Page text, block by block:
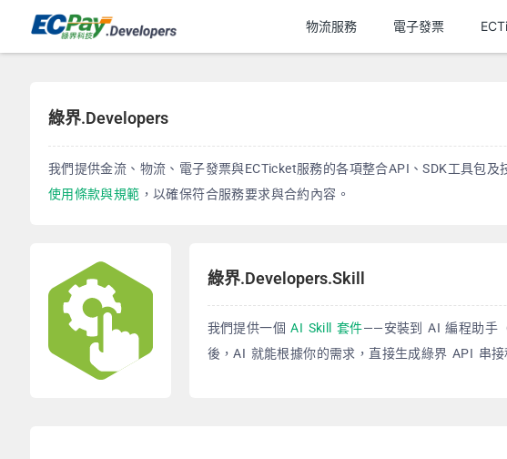
物流服務 電子發票
綠界.Developers
我們提供金流、物流、電子發票與ECTicket服務的各項整合API、SDK工具包
使用條款與規範 ，以確保符合服務要求與合約內容。
綠界.Developers.Skill
我們提供一個AI Skill 套件——安裝到 AI 編程助手
後，AI 就能根據你的需求，直接生成綠界 API 串